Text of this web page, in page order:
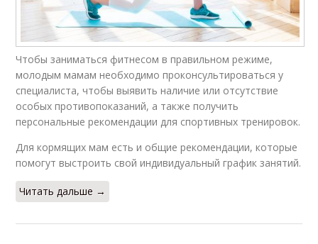
Чтобы заниматься фитнесом в правильном режиме,
молодым мамам необходимо проконсультироваться у
специалиста, чтобы выявить наличие или отсутствие
особых противопоказаний, а также получить
персональные рекомендации для спортивных тренировок.
Для кормящих мам есть и общие рекомендации, которые
помогут выстроить свой индивидуальный график занятий.
Читать дальше →